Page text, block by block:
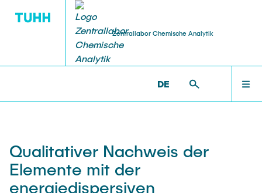
Zentrallabor Chemische Analytik
DE
SERVICE
Chemikalienausgabe
Qualitativer Nachweis der
Elemente mit der
energiedispersiven